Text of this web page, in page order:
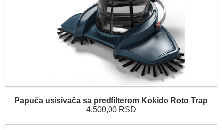
Papuča usisivača sa predfilterom Kokido Roto Trap
4.500,00 RSD